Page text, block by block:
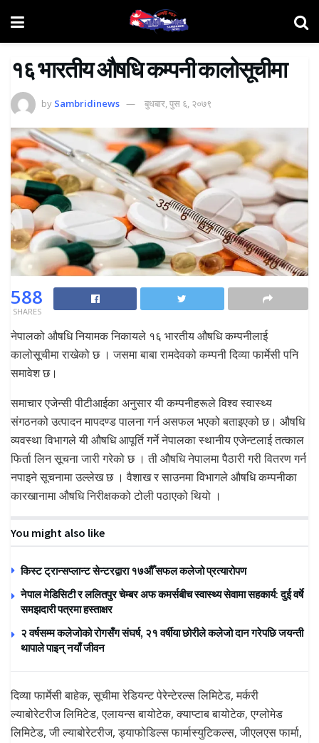
१६ भारतीय औषधि कम्पनी कालोसूचीमा
by Sambridinews बुधबार, पुस ६, २०७९
588
SHARES
नेपालको औषधि नियामक निकायले १६ भारतीय औषधि कम्पनीलाई
कालोसूचीमा राखेको छ । जसमा बाबा रामदेवको कम्पनी दिव्या फार्मेसी पनि
समावेश छ।
समाचार एजेन्सी पीटीआईका अनुसार यी कम्पनीहरूले विश्व स्वास्थ्य
संगठनको उत्पादन मापदण्ड पालना गर्न असफल भएको बताइएको छ। औषधि
व्यवस्था विभागले यी औषधि आपूर्ति गर्ने नेपालका स्थानीय एजेन्टलाई तत्काल
फिर्ता लिन सूचना जारी गरेको छ । ती औषधि नेपालमा पैठारी गरी वितरण गर्न
नपाइने सूचनामा उल्लेख छ । वैशाख र साउनमा विभागले औषधि कम्पनीका
कारखानामा औषधि निरीक्षकको टोली पठाएको थियो ।
You might also like
किस्ट ट्रान्सप्लान्ट सेन्टरद्वारा १७औँ सफल कलेजो प्रत्यारोपण
नेपाल मेडिसिटी र ललितपुर चेम्बर अफ कमर्सबीच स्वास्थ्य सेवामा सहकार्य: दुई वर्षे
समझदारी पत्रमा हस्ताक्षर
२ वर्षसम्म कलेजोको रोगसँग संघर्ष, २१ वर्षीया छोरीले कलेजो दान गरेपछि जयन्ती
थापाले पाइन् नयाँ जीवन
दिव्या फार्मेसी बाहेक, सूचीमा रेडियन्ट पेरेन्टेरल्स लिमिटेड, मर्करी
ल्याबोरेटरीज लिमिटेड, एलायन्स बायोटेक, क्याप्टाब बायोटेक, एग्लोमेड
लिमिटेड, जी ल्याबोरेटरीज, ड्याफोडिल्स फार्मास्युटिकल्स, जीएलएस फार्मा,